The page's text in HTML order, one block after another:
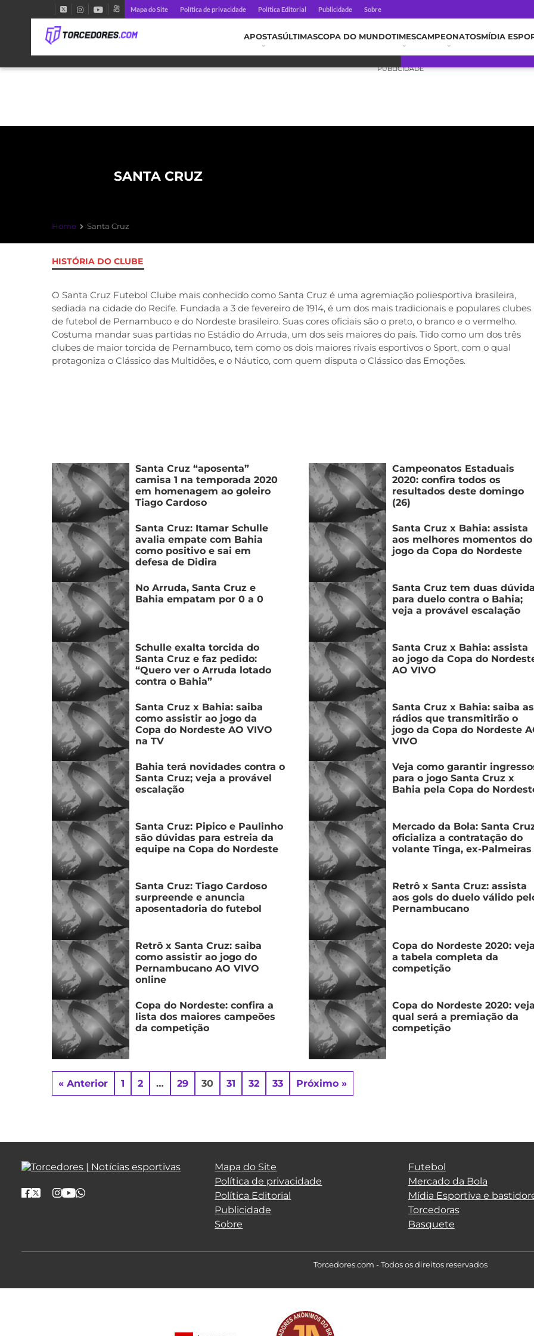
Mapa do Site Política de privacidade Política Editorial Publicidade Sobre
APOSTASÚLTIMASCOPA DO MUNDOTIMESCAMPEONATOSMÍDIA
PUBLICIDADE
Home Santa Cruz
SANTA CRUZ
HISTÓRIA DO CLUBE
O Santa Cruz Futebol Clube mais conhecido como Santa Cruz é uma agremiação poliesportiva brasileira,
sediada na cidade do Recife. Fundada a 3 de fevereiro de 1914, é um dos mais tradicionais e populares clubes
de futebol de Pernambuco e do Nordeste brasileiro. Suas cores oficiais são o preto, o branco e o vermelho.
Costuma mandar suas partidas no Estádio do Arruda, um dos seis maiores do país. Tido como um dos três
clubes de maior torcida de Pernambuco, tem como os dois maiores rivais esportivos o Sport, com o qual
protagoniza o Clássico das Multidões, e o Náutico, com quem disputa o Clássico das Emoções.
Santa Cruz “aposenta”
camisa 1 na temporada 2020
em homenagem ao goleiro
Tiago Cardoso
Campeonatos Estaduais
2020: confira todos os
resultados deste domingo
(26)
Santa Cruz: Itamar Schulle
avalia empate com Bahia
como positivo e sai em
defesa de Didira
Santa Cruz x Bahia: assista
aos melhores momentos do
jogo da Copa do Nordeste
No Arruda, Santa Cruz e
Bahia empatam por 0 a 0
Santa Cruz tem duas
para duelo contra o Bahia;
veja a provável escalação
Schulle exalta torcida do
Santa Cruz e faz pedido:
“Quero ver o Arruda lotado
contra o Bahia”
Santa Cruz x Bahia: assista
ao jogo da Copa do
AO VIVO
Santa Cruz x Bahia: saiba
como assistir ao jogo da
Copa do Nordeste AO VIVO
na TV
Santa Cruz x Bahia: saiba as
rádios que transmitirão o
jogo da Copa do Nordeste
VIVO
Bahia terá novidades contra o
Santa Cruz; veja a provável
escalação
Veja como garantir
para o jogo Santa Cruz x
Bahia pela Copa do
Santa Cruz: Pipico e Paulinho
são dúvidas para estreia da
equipe na Copa do Nordeste
Mercado da Bola: Santa
oficializa a contratação do
volante Tinga, ex-Palmeiras
Santa Cruz: Tiago Cardoso
surpreende e anuncia
aposentadoria do futebol
Retrô x Santa Cruz: assista
aos gols do duelo válido
Pernambucano
Retrô x Santa Cruz: saiba
como assistir ao jogo do
Pernambucano AO VIVO
online
Copa do Nordeste 2020: veja
a tabela completa da
competição
Copa do Nordeste: confira a
lista dos maiores campeões
da competição
Copa do Nordeste 2020: veja
qual será a premiação da
competição
« Anterior 1 2 … 29 30 31 32 33 Próximo »
Mapa do Site
Política de privacidade
Política Editorial
Publicidade
Sobre
Futebol
Mercado da Bola
Mídia Esportiva e
Torcedoras
Basquete
Torcedores.com - Todos os direitos reservados